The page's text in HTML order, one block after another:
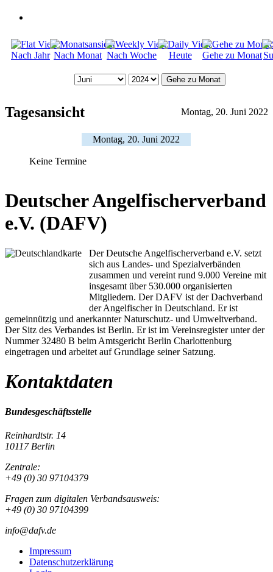
Nach Jahr Nach Monat Nach Woche Heute Gehe zu Monat
Gehe zu Monat
Tagesansicht Montag, 20. Juni 2022
Montag, 20. Juni 2022
Keine Termine
Deutscher Angelfischerverband
e.V. (DAFV)
Der Deutsche Angelfischerverband e.V. setzt
sich aus Landes- und Spezialverbänden
zusammen und vereint rund 9.000 Vereine mit
insgesamt über 530.000 organisierten
Mitgliedern. Der DAFV ist der Dachverband
der Angelfischer in Deutschland. Er ist
gemeinnützig und anerkannter Naturschutz- und Umweltverband.
Der Sitz des Verbandes ist Berlin. Er ist im Vereinsregister unter der
Nummer 32480 B beim Amtsgericht Berlin Charlottenburg
eingetragen und arbeitet auf Grundlage seiner Satzung.
Kontaktdaten
Bundesgeschäftsstelle
Reinhardtstr. 14
10117 Berlin
Zentrale:
+49 (0) 30 97104379
Fragen zum digitalen Verbandsausweis:
+49 (0) 30 97104399
info@dafv.de
Impressum
Datenschutzerklärung